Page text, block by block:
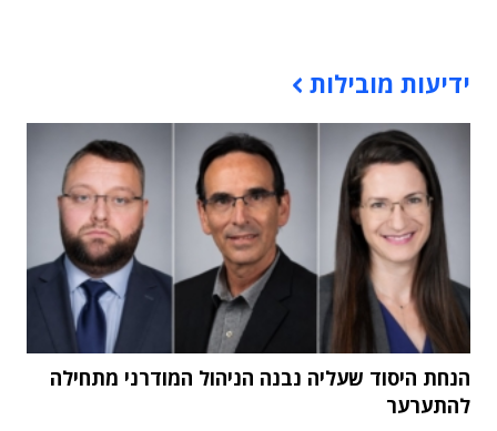
ידיעות מובילות
הנחת היסוד שעליה נבנה הניהול המודרני מתחילה
להתערער